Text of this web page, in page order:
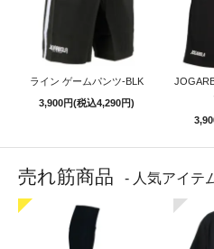
ライン ゲームパンツ-BLK
3,900円(税込4,290円)
売れ筋商品 - 人気アイテ